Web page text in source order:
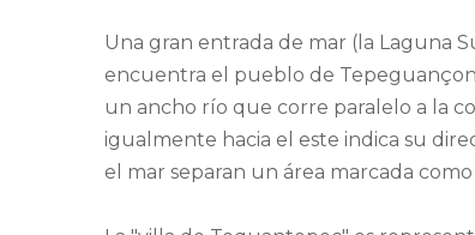
Una gran entrada de mar (la Laguna
encuentra el pueblo de
un ancho río que corre paralelo a la
igualmente hacia el este indica su
el mar separan un área marcada como